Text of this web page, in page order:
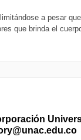
a pesar
que brinda el